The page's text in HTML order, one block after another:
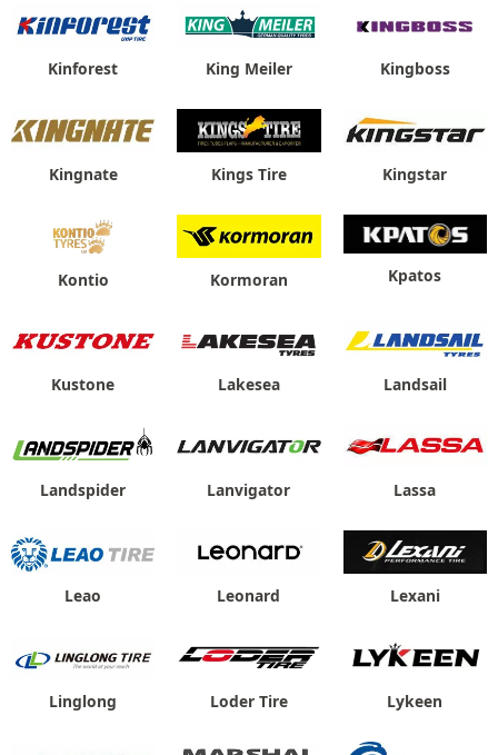
Kinforest King Meiler Kingboss
Kingnate Kings Tire Kingstar
Kontio Kormoran Kpatos
Kustone Lakesea Landsail
Landspider Lanvigator Lassa
Leao Leonard Lexani
Linglong Loder Tire Lykeen